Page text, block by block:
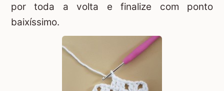
por toda a volta e finalize com ponto
baixíssimo.